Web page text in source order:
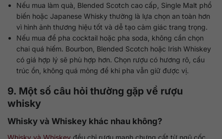
Nếu mua làm quà, Blended Scotch cao cấp, Single Malt phổ
biến hoặc Japanese Whisky thường là lựa chọn an toàn hơn
vì hình ảnh thương hiệu tốt và dễ tạo cảm giác trang trọng.
Nếu mua để pha cocktail hoặc pha soda, không cần chọn
chai quá hiếm. Bourbon, Blended Scotch hoặc Irish Whiskey
có giá hợp lý sẽ phù hợp hơn. Chọn rượu có hương rõ, cấu
trúc ổn, không quá mỏng để khi pha vẫn giữ được vị.
9. Một số câu hỏi thường gặp về rượu
whisky
Whisky và Whiskey khác nhau không?
Whisky và Whiskey đều chỉ rượu mạnh chưng cất từ ngũ cốc.